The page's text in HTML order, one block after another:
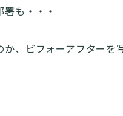
も・・・
、ビフォーアフターを